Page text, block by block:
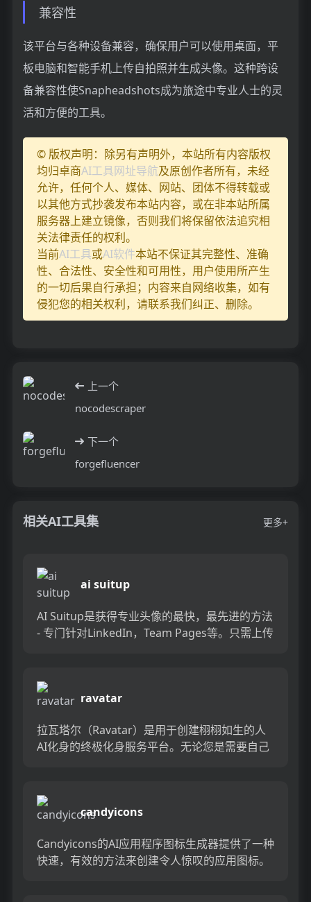
兼容性
该平台与各种设备兼容，确保用户可以使用桌面，平
板电脑和智能手机上传自拍照并生成头像。这种跨设
备兼容性使Snapheadshots成为旅途中专业人士的灵
活和方便的工具。
© 版权声明：除另有声明外，本站所有内容版权
均归卓商AI工具网址导航及原创作者所有，未经
允许，任何个人、媒体、网站、团体不得转载或
以其他方式抄袭发布本站内容，或在非本站所属
服务器上建立镜像，否则我们将保留依法追究相
关法律责任的权利。
当前AI工具或AI软件本站不保证其完整性、准确
性、合法性、安全性和可用性，用户使用所产生
的一切后果自行承担；内容来自网络收集，如有
侵犯您的相关权利，请联系我们纠正、删除。
上一个
nocodescraper
下一个
forgefluencer
相关AI工具集 更多+
ai suitup
AI Suitup是获得专业头像的最快，最先进的方法
- 专门针对LinkedIn，Team Pages等。只需上传
ravatar
拉瓦塔尔（Ravatar）是用于创建栩栩如生的人
AI化身的终极化身服务平台。无论您是需要自己
candyicons
Candyicons的AI应用程序图标生成器提供了一种
快速，有效的方法来创建令人惊叹的应用图标。